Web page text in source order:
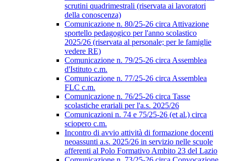
scrutini quadrimestrali (riservata ai lavoratori
della conoscenza)
Comunicazione n. 80/25-26 circa Attivazione
sportello pedagogico per l'anno scolastico
2025/26 (riservata al personale; per le famiglie
vedere RE)
Comunicazione n. 79/25-26 circa Assemblea
d'Istituto c.m.
Comunicazione n. 77/25-26 circa Assemblea
FLC c.m.
Comunicazione n. 76/25-26 circa Tasse
scolastiche erariali per l'a.s. 2025/26
Comunicazioni n. 74 e 75/25-26 (et al.) circa
sciopero c.m.
Incontro di avvio attività di formazione docenti
neoassunti a.s. 2025/26 in servizio nelle scuole
afferenti al Polo Formativo Ambito 23 del Lazio